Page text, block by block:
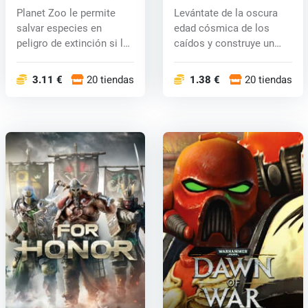
Planet Zoo le permite
salvar especies en
peligro de extinción si lo
3.11 € 20 tiendas
Planetfall (PC) CD key
Levántate de la oscura
edad cósmica de los
caídos y construye un
1.38 € 20 tiendas